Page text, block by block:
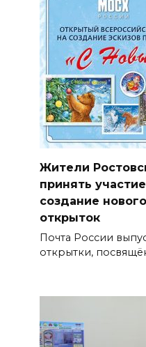
Жители
принять
создание
открыток
Почта России
открытки,